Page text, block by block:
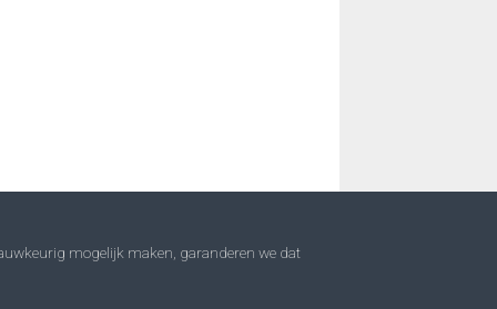
mogelijk maken, garanderen we dat